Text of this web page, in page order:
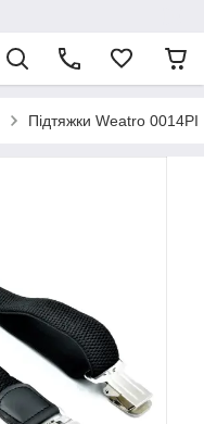
Підтяжки Weatro 0014PI